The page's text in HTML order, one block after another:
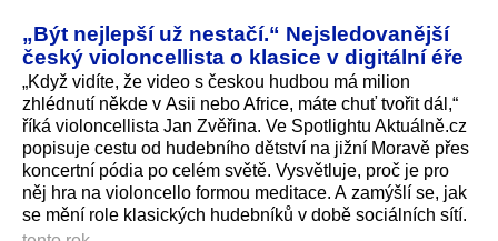
„Být nejlepší už nestačí.“ Nejsledovanější
český violoncellista o klasice v digitální éře
„Když vidíte, že video s českou hudbou má milion
zhlédnutí někde v Asii nebo Africe, máte chuť tvořit dál,“
říká violoncellista Jan Zvěřina. Ve Spotlightu Aktuálně.cz
popisuje cestu od hudebního dětství na jižní Moravě přes
koncertní pódia po celém světě. Vysvětluje, proč je pro
něj hra na violoncello formou meditace. A zamýšlí se, jak
se mění role klasických hudebníků v době sociálních sítí.